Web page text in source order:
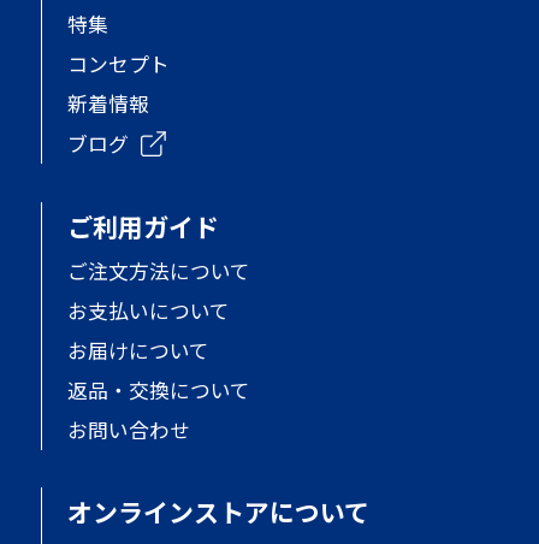
特集
コンセプト
新着情報
ブログ
ご利用ガイド
ご注文方法について
お支払いについて
お届けについて
返品・交換について
お問い合わせ
オンラインストアについて